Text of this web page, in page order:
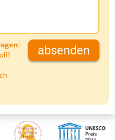
:
absenden